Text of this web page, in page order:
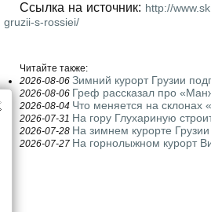
Ссылка на источник: http://
gruzii-s-rossiei/
Читайте также:
2026-08-06 Зимний курорт Грузии
2026-08-06 Греф рассказал про
2026-08-04 Что меняется на склонах
2026-07-31 На гору Глухариную
2026-07-28 На зимнем курорте
2026-07-27 На горнолыжном курорт